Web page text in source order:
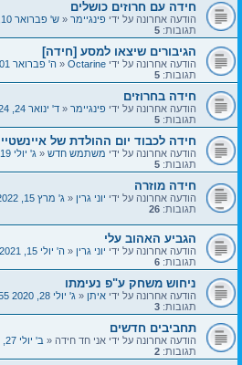
חידה עם חרוזים כושלים
הודעה אחרונה על ידי פינגיימר«ש' פברואר 10, 2024 12:55 pm
תגובות: 5
הגיבורים שיצאו למסע [חידה]
הודעה אחרונה על ידי Octarine
«ה' פברואר 01, 2024 7:26 pm
תגובות: 5
חידה בחרוזים
הודעה אחרונה על ידי פינגיימר«ד' ינואר 24, 2024 9:19 pm
תגובות: 5
חידה לכבוד יום ההולדת של איינשטיין
הודעה אחרונה על ידי משתמש חדש«ג' יולי 19, 2022 4:43 am
תגובות: 5
חידה מוזרה
הודעה אחרונה על ידי יוני גרין«ג' מרץ 15, 2022 9:32 am
תגובות: 26
הגביע האהוב עלי
הודעה אחרונה על ידי יוני גרין«ה' יולי 15, 2021 11:22 pm
תגובות: 6
ניחוש משחק ע"פ נעימתו
הודעה אחרונה על ידי איתן«ג' יולי 28, 2020 9:55 am
תגובות: 3
תחביבים חדשים
הודעה אחרונה על ידי אני חד חידה«ב' יולי 27, 2020 9:04 pm
תגובות: 2